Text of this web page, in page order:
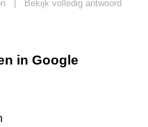
Bekijk volledig antwoord
in Google